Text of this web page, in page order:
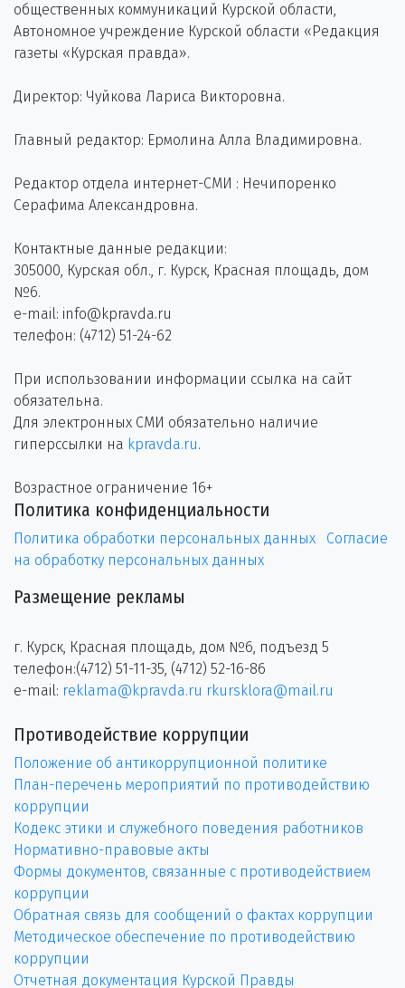
общественных коммуникаций Курской области,
Автономное учреждение Курской области «Редакция
газеты «Курская правда».
Директор: Чуйкова Лариса Викторовна.
Главный редактор: Ермолина Алла Владимировна.
Редактор отдела интернет-СМИ : Нечипоренко
Серафима Александровна.
Контактные данные редакции:
305000, Курская обл., г. Курск, Красная площадь, дом
№6.
e-mail: info@kpravda.ru
телефон: (4712) 51-24-62
При использовании информации ссылка на сайт
обязательна.
Для электронных СМИ обязательно наличие
гиперссылки на kpravda.ru.
Возрастное ограничение 16+
Политика конфиденциальности
Политика обработки персональных данных
Согласие
на обработку персональных данных
Размещение рекламы
г. Курск, Красная площадь, дом №6, подъезд 5
телефон:(4712) 51-11-35, (4712) 52-16-86
e-mail: reklama@kpravda.ru rkursklora@mail.ru
Противодействие коррупции
Положение об антикоррупционной политике
План-перечень мероприятий по противодействию
коррупции
Кодекс этики и служебного поведения работников
Нормативно-правовые акты
Формы документов, связанные с противодействием
коррупции
Обратная связь для сообщений о фактах коррупции
Методическое обеспечение по противодействию
коррупции
Отчетная документация Курской Правды